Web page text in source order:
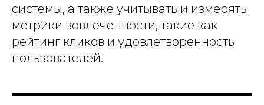
системы, а также учитывать и измерять
метрики вовлеченности, такие как
рейтинг кликов и удовлетворенность
пользователей.